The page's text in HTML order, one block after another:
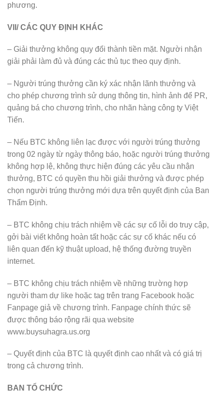
phương.
VII/ CÁC QUY ĐỊNH KHÁC
– Giải thưởng không quy đổi thành tiền mặt. Người nhận
giải phải làm đủ và đúng các thủ tục theo quy định.
– Người trúng thưởng cần ký xác nhận lãnh thưởng và
cho phép chương trình sử dụng thông tin, hình ảnh để PR,
quảng bá cho chương trình, cho nhãn hàng công ty Việt
Tiến.
– Nếu BTC không liên lạc được với người trúng thưởng
trong 02 ngày từ ngày thông báo, hoặc người trúng thưởng
không hợp lệ, không thực hiện đúng các yêu cầu nhận
thưởng, BTC có quyền thu hồi giải thưởng và được phép
chọn người trúng thưởng mới dựa trên quyết định của Ban
Thẩm Định.
– BTC không chịu trách nhiệm về các sự cố lỗi do truy cập,
gởi bài viết không hoàn tất hoặc các sự cố khác nếu có
liên quan đến kỹ thuật upload, hệ thống đường truyền
internet.
– BTC không chịu trách nhiệm về những trường hợp
người tham dự like hoặc tag trên trang Facebook hoặc
Fanpage giả về chương trình. Fanpage chính thức sẽ
được thông báo rộng rãi qua website
www.buysuhagra.us.org
– Quyết định của BTC là quyết định cao nhất và có giá trị
trong cả chương trình.
BAN TỔ CHỨC